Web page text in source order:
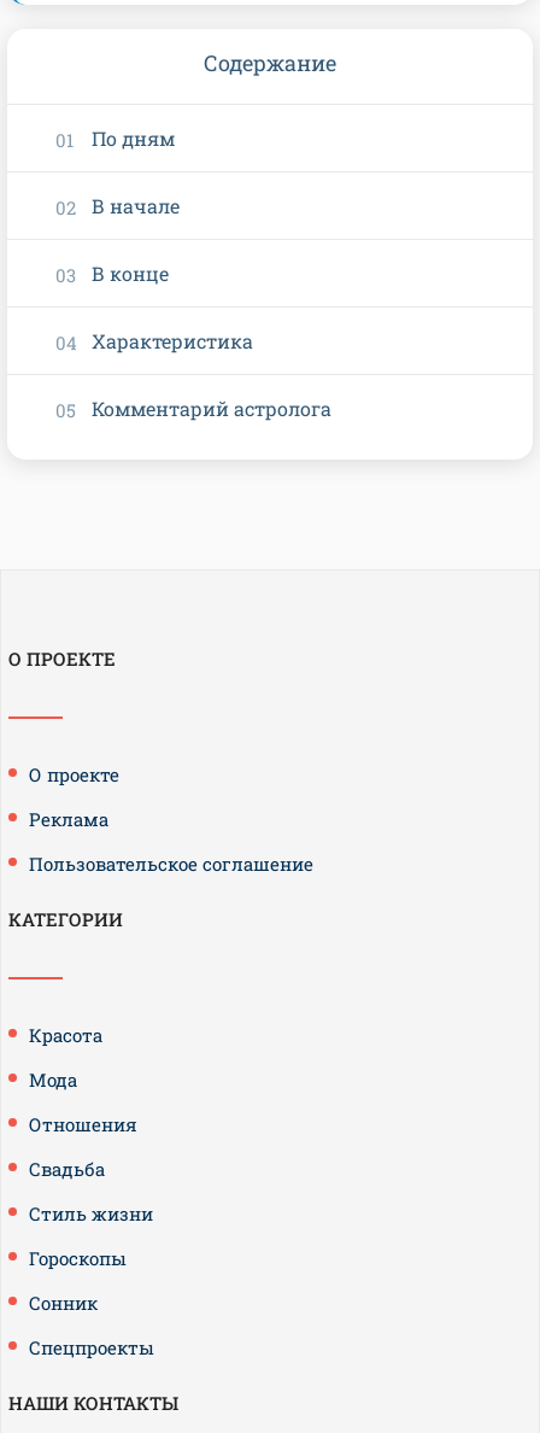
Содержание
По дням
В начале
В конце
Характеристика
Комментарий астролога
О ПРОЕКТЕ
О проекте
Реклама
Пользовательское соглашение
КАТЕГОРИИ
Красота
Мода
Отношения
Свадьба
Стиль жизни
Гороскопы
Сонник
Спецпроекты
НАШИ КОНТАКТЫ